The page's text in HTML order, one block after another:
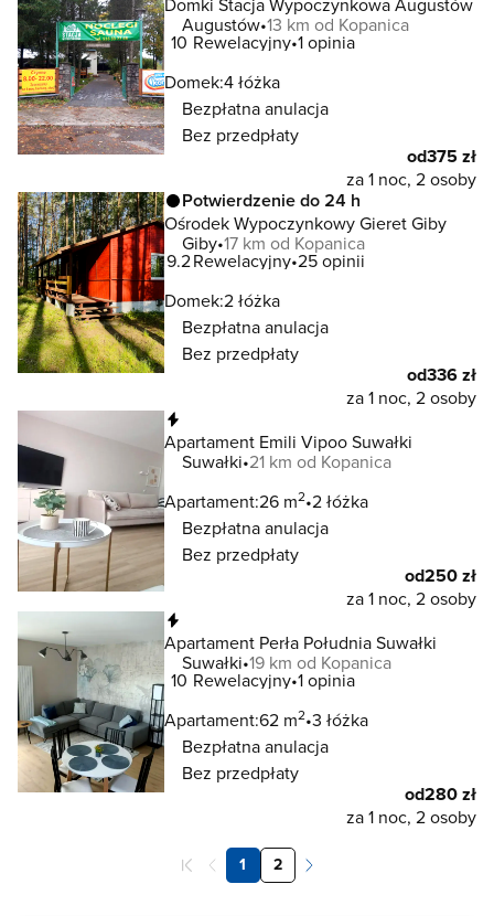
Augustów 13 km od Kopanica
10 Rewelacyjny 1 opinia
Domek:4 łóżka
Bezpłatna anulacja
Bez przedpłaty
od375 zł
za 1 noc, 2 osoby
Potwierdzenie do 24 h
Ośrodek Wypoczynkowy Gieret Giby
Giby 17 km od Kopanica
9.2Rewelacyjny 25 opinii
Domek:2 łóżka
Bezpłatna anulacja
Bez przedpłaty
od336 zł
za 1 noc, 2 osoby
Apartament Emili Vipoo Suwałki
Suwałki 21 km od Kopanica
Apartament:26 m2 2 łóżka
Bezpłatna anulacja
Bez przedpłaty
od250 zł
za 1 noc, 2 osoby
Apartament Perła Południa Suwałki
Suwałki 19 km od Kopanica
10 Rewelacyjny 1 opinia
Apartament:62 m2 3 łóżka
Bezpłatna anulacja
Bez przedpłaty
od280 zł
za 1 noc, 2 osoby
1 2